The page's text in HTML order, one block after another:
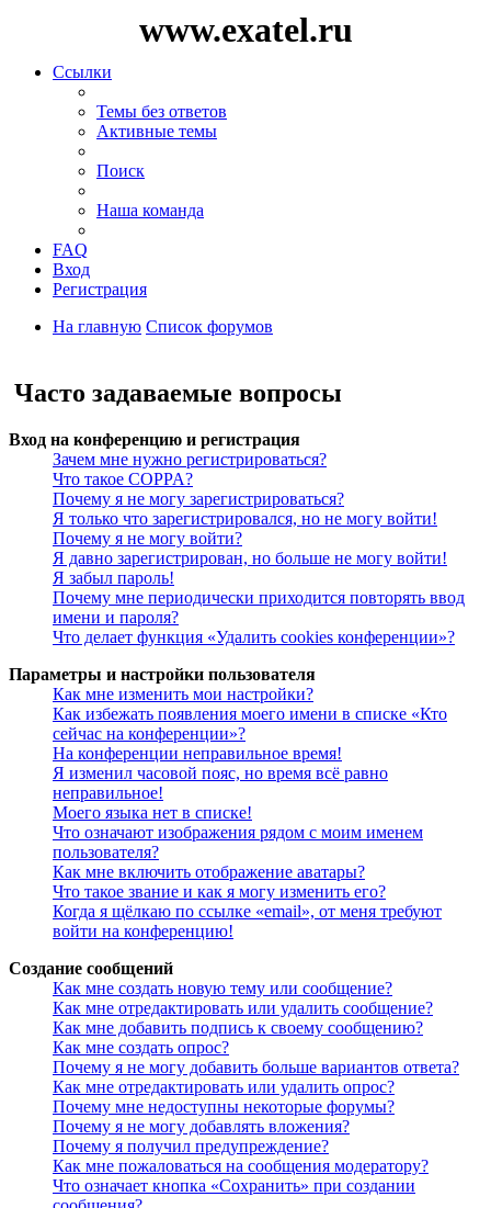
www.exatel.ru
Ссылки
Темы без ответов
Активные темы
Поиск
Наша команда
FAQ
Вход
Регистрация
На главную Список форумов
Часто задаваемые вопросы
Вход на конференцию и регистрация
Зачем мне нужно регистрироваться?
Что такое COPPA?
Почему я не могу зарегистрироваться?
Я только что зарегистрировался, но не могу войти!
Почему я не могу войти?
Я давно зарегистрирован, но больше не могу войти!
Я забыл пароль!
Почему мне периодически приходится повторять ввод
имени и пароля?
Что делает функция «Удалить cookies конференции»?
Параметры и настройки пользователя
Как мне изменить мои настройки?
Как избежать появления моего имени в списке «Кто
сейчас на конференции»?
На конференции неправильное время!
Я изменил часовой пояс, но время всё равно
неправильное!
Моего языка нет в списке!
Что означают изображения рядом с моим именем
пользователя?
Как мне включить отображение аватары?
Что такое звание и как я могу изменить его?
Когда я щёлкаю по ссылке «email», от меня требуют
войти на конференцию!
Создание сообщений
Как мне создать новую тему или сообщение?
Как мне отредактировать или удалить сообщение?
Как мне добавить подпись к своему сообщению?
Как мне создать опрос?
Почему я не могу добавить больше вариантов ответа?
Как мне отредактировать или удалить опрос?
Почему мне недоступны некоторые форумы?
Почему я не могу добавлять вложения?
Почему я получил предупреждение?
Как мне пожаловаться на сообщения модератору?
Что означает кнопка «Сохранить» при создании